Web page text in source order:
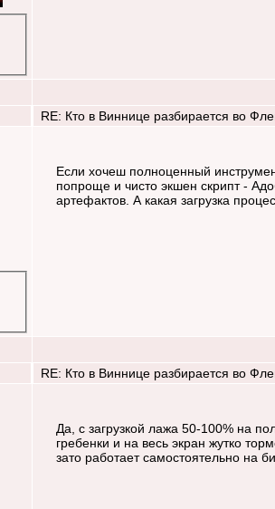
RE: Кто в Виннице разбирается во
Если хочеш полноценный
попроще и чисто экшен скрипт -
артефактов. А какая загрузка
RE: Кто в Виннице разбирается во
Да, с загрузкой лажа 50-100% на
гребенки и на весь экран жутко
зато работает самостоятельно на